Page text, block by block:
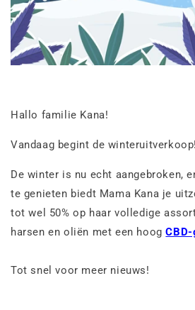
Hallo familie Kana!
Vandaag begint de winteruitverkoop!
De winter is nu echt aangebroken,
te genieten biedt Mama Kana je
tot wel 50% op haar volledige
harsen en oliën met een hoog
Tot snel voor meer nieuws!